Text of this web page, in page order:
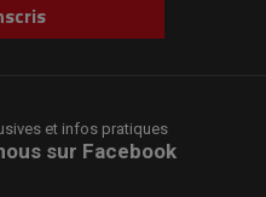
et infos pratiques
sur Facebook